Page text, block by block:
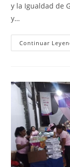
y la Igualdad de
y…
Continuar